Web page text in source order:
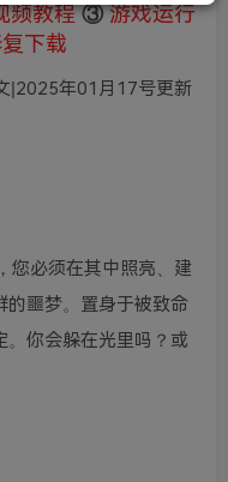
频教程 ③ 游戏运行
下载
|2025年01月17号更新
您必须在其中照亮、建
的噩梦。置身于被致命
。你会躲在光里吗？或